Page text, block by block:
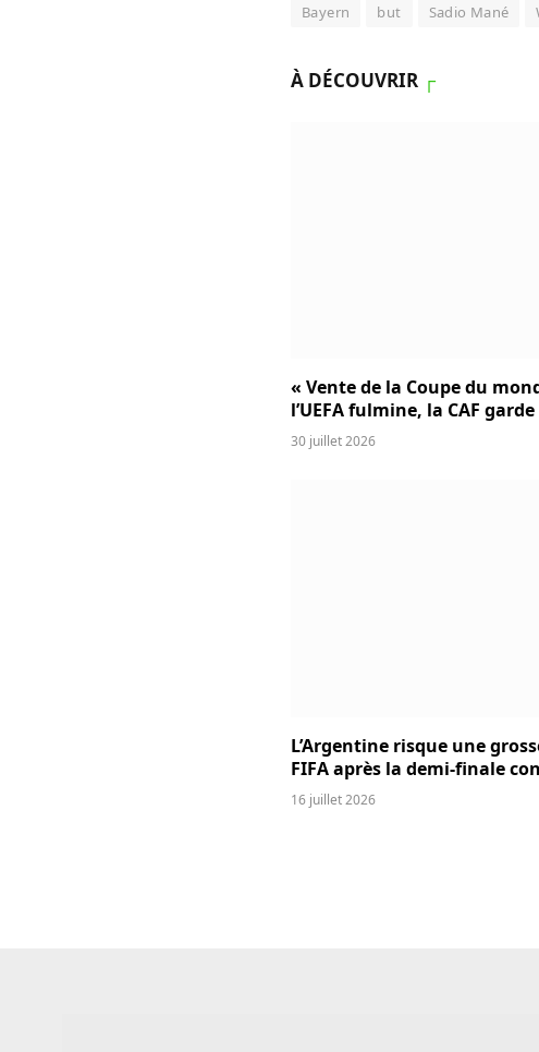
Bayern but Sadio Mané
À DÉCOUVRIR ┌
« Vente de la Coupe du
l’UEFA fulmine, la CAF
30 juillet 2026
L’Argentine risque une
FIFA après la demi-finale
16 juillet 2026